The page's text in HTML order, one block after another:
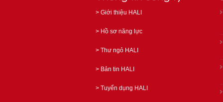
> Giới thiệu HALI
> Hồ sơ năng lực
> Thư ngỏ HALI
> Bản tin HALI
> Tuyển dụng HALI